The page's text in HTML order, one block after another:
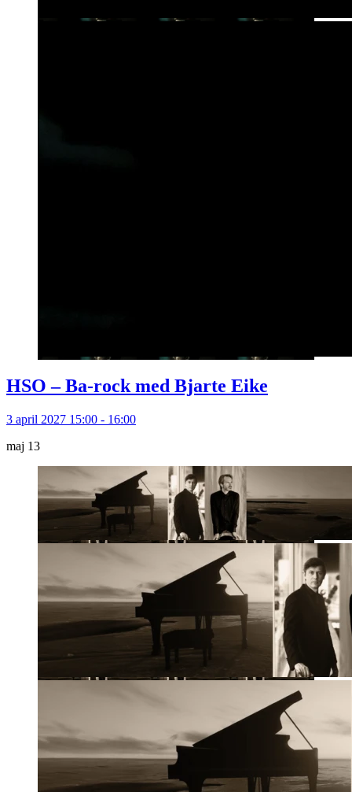
HSO – Ba-rock med Bjarte Eike
3 april 2027 15:00 - 16:00
maj 13